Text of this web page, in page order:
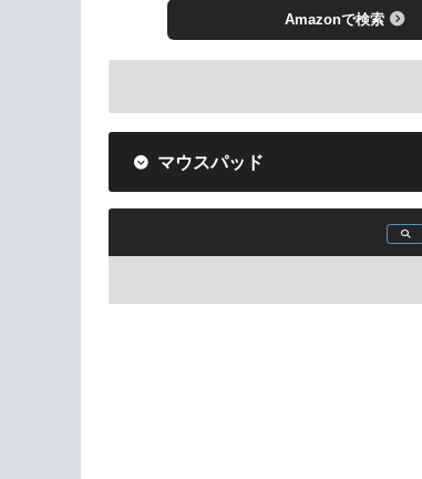
Amazonで検索
マウスパッド